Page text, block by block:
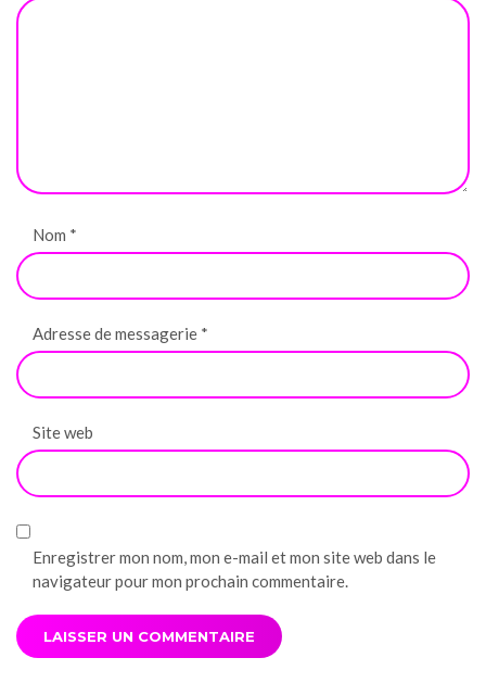
Nom *
Adresse de messagerie *
Site web
Enregistrer mon nom, mon e-mail et mon site web dans le
navigateur pour mon prochain commentaire.